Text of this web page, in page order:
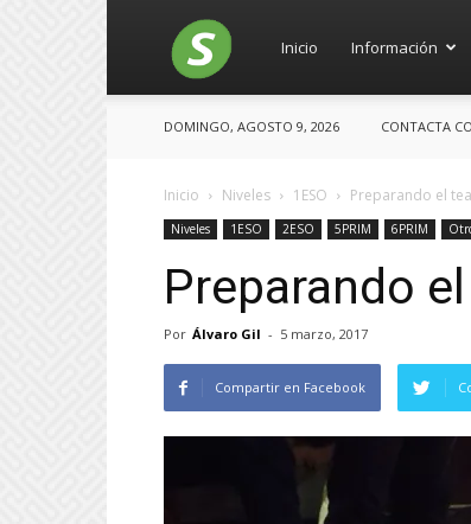
Salces
Inicio Información
DOMINGO, AGOSTO 9, 2026 CONTACTA
Inicio Niveles 1ESO Preparando el
Niveles 1ESO 2ESO 5PRIM 6PRIM
Preparando
Por Álvaro Gil - 5 marzo, 2017
Compartir en Facebook